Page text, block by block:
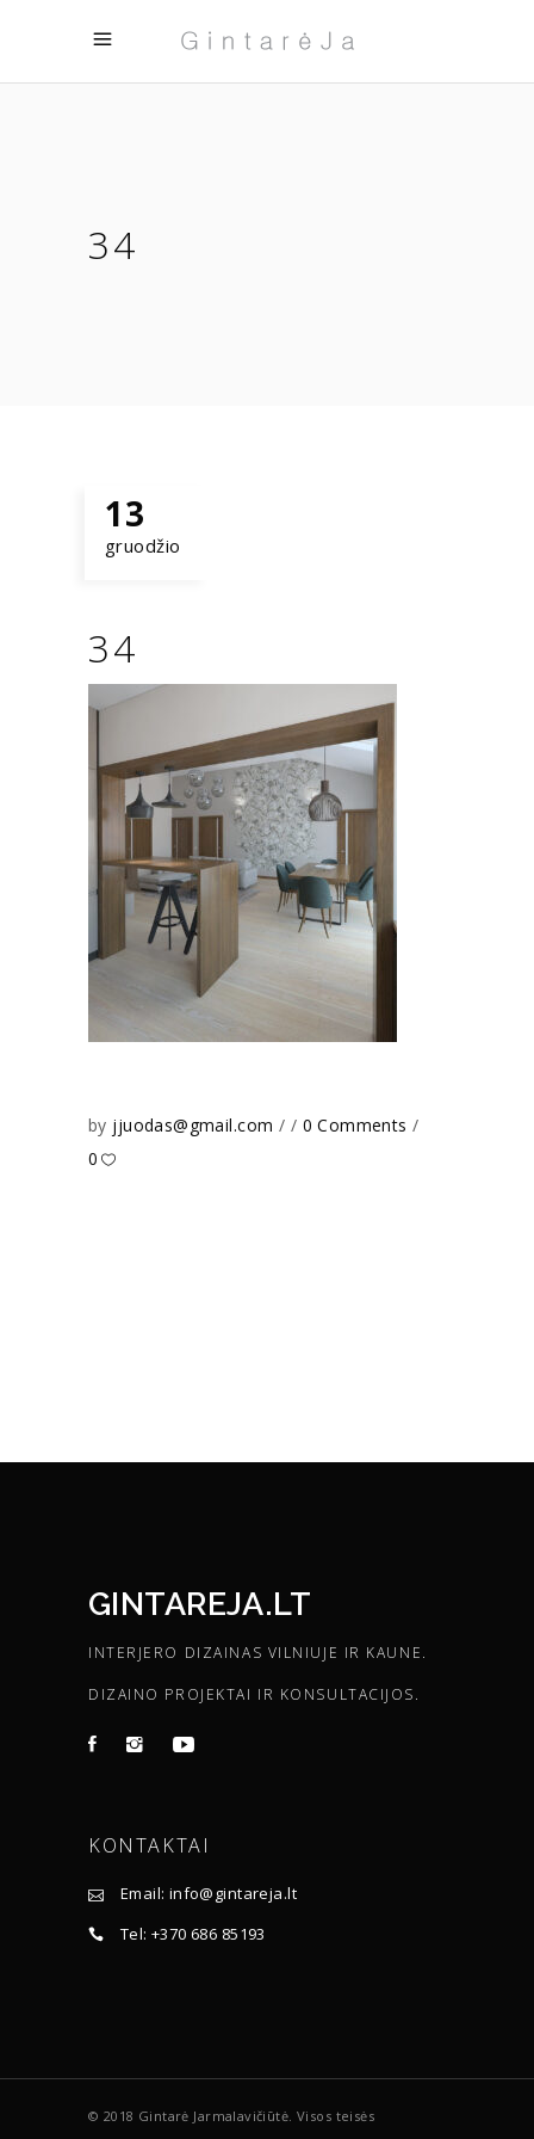
34
13
gruodžio
34
by jjuodas@gmail.com
0 Comments
0
GINTAREJA.LT
INTERJERO DIZAINAS VILNIUJE IR KAUNE.
DIZAINO PROJEKTAI IR KONSULTACIJOS.
KONTAKTAI
Email: info@gintareja.lt
Tel: +370 686 85193
© 2018 Gintarė Jarmalavičiūtė. Visos teisės